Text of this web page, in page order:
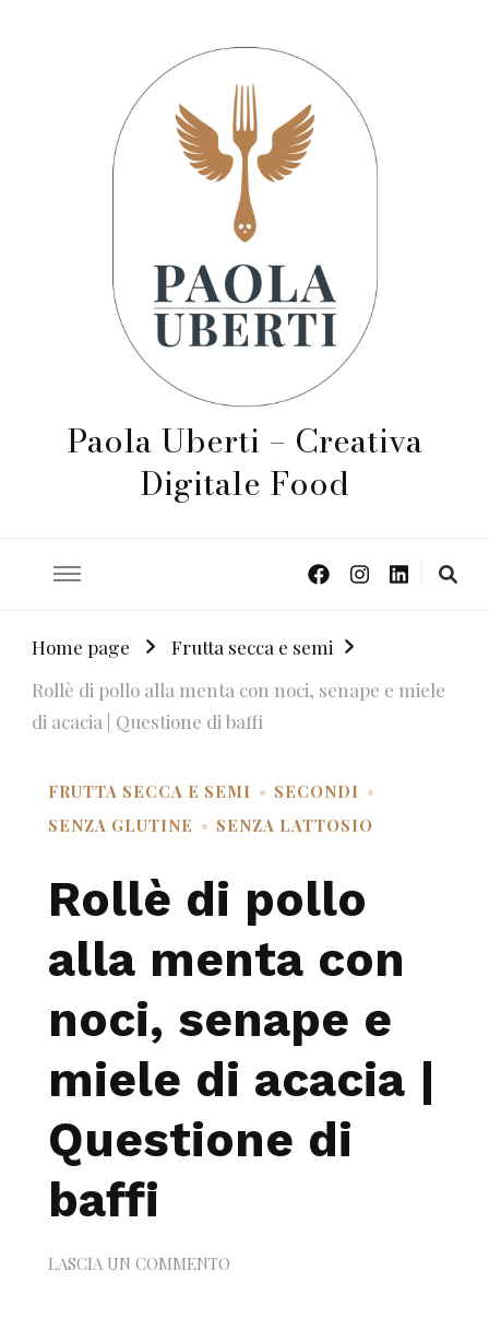
Paola Uberti – Creativa
Digitale Food
Home page
Frutta secca e semi
Rollè di pollo alla menta con noci, senape e miele
di acacia | Questione di baffi
FRUTTA SECCA E SEMI
SECONDI
SENZA GLUTINE
SENZA LATTOSIO
Rollè di pollo
alla menta con
noci, senape e
miele di acacia |
Questione di
baffi
LASCIA UN COMMENTO